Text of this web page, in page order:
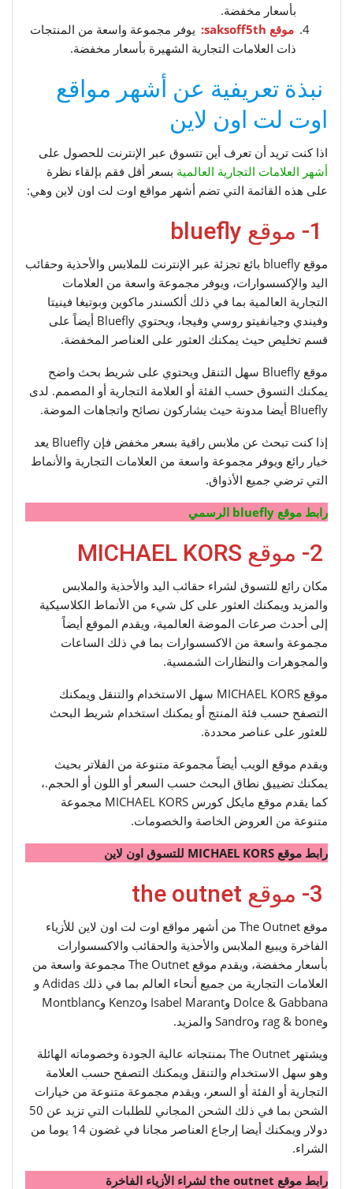
بأسعار مخفضة.
موقع saksoff5th:
يوفر مجموعة واسعة من المنتجات
ذات العلامات التجارية الشهيرة بأسعار مخفضة.
نبذة تعريفية عن أشهر مواقع
اوت لت اون لاين
اذا كنت تريد أن تعرف أين تتسوق عبر الإنترنت للحصول على
أشهر العلامات التجارية العالمية بسعر أقل فقم بإلقاء نظرة
على هذه القائمة التي تضم أشهر مواقع اوت لت اون لاين وهي:
1- موقع bluefly
موقع bluefly بائع تجزئة عبر الإنترنت للملابس والأحذية وحقائب
اليد والإكسسوارات، ويوفر مجموعة واسعة من العلامات
التجارية العالمية بما في ذلك ألكسندر ماكوين وبوتيغا فينيتا
وفيندي وجيانفيتو روسي وفيجا، ويحتوي Bluefly أيضاً على
قسم تخليص حيث يمكنك العثور على العناصر المخفضة.
موقع Bluefly سهل التنقل ويحتوي على شريط بحث واضح
يمكنك التسوق حسب الفئة أو العلامة التجارية أو المصمم. لدى
Bluefly أيضا مدونة حيث يشاركون نصائح واتجاهات الموضة.
إذا كنت تبحث عن ملابس راقية بسعر مخفض فإن Bluefly يعد
خيار رائع ويوفر مجموعة واسعة من العلامات التجارية والأنماط
التي ترضي جميع الأذواق.
رابط موقع bluefly الرسمي
2- موقع MICHAEL KORS
مكان رائع للتسوق لشراء حقائب اليد والأحذية والملابس
والمزيد ويمكنك العثور على كل شيء من الأنماط الكلاسيكية
إلى أحدث صرعات الموضة العالمية، ويقدم الموقع أيضاً
مجموعة واسعة من الاكسسوارات بما في ذلك الساعات
والمجوهرات والنظارات الشمسية.
موقع MICHAEL KORS سهل الاستخدام والتنقل ويمكنك
التصفح حسب فئة المنتج أو يمكنك استخدام شريط البحث
للعثور على عناصر محددة.
ويقدم موقع الويب أيضاً مجموعة متنوعة من الفلاتر بحيث
يمكنك تضييق نطاق البحث حسب السعر أو اللون أو الحجم.،
كما يقدم موقع مايكل كورس MICHAEL KORS مجموعة
متنوعة من العروض الخاصة والخصومات.
رابط موقع MICHAEL KORS للتسوق اون لاين
3- موقع the outnet
موقع The Outnet من أشهر مواقع اوت لت اون لاين للأزياء
الفاخرة ويبيع الملابس والأحذية والحقائب والاكسسوارات
بأسعار مخفضة، ويقدم موقع The Outnet مجموعة واسعة من
العلامات التجارية من جميع أنحاء العالم بما في ذلك Adidas و
Dolce & Gabbana وIsabel Marant وKenzo وMontblanc
وrag & bone وSandro والمزيد.
ويشتهر The Outnet بمنتجاته عالية الجودة وخصوماته الهائلة
وهو سهل الاستخدام والتنقل ويمكنك التصفح حسب العلامة
التجارية أو الفئة أو السعر، ويقدم مجموعة متنوعة من خيارات
الشحن بما في ذلك الشحن المجاني للطلبات التي تزيد عن 50
دولار ويمكنك أيضا إرجاع العناصر مجانا في غضون 14 يوما من
الشراء.
رابط موقع the outnet لشراء الأزياء الفاخرة